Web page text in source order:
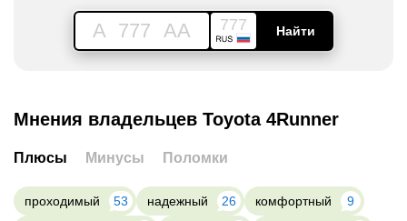
A 777 AA 777 Найти
Мнения владельцев Toyota 4Runner
Плюсы Минусы Поломки
проходимый 53 надежный 26 комфортный
9